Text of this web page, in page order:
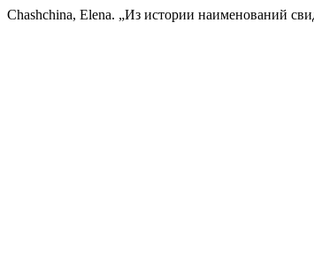
Chashchina, Elena. „Из истории наименований